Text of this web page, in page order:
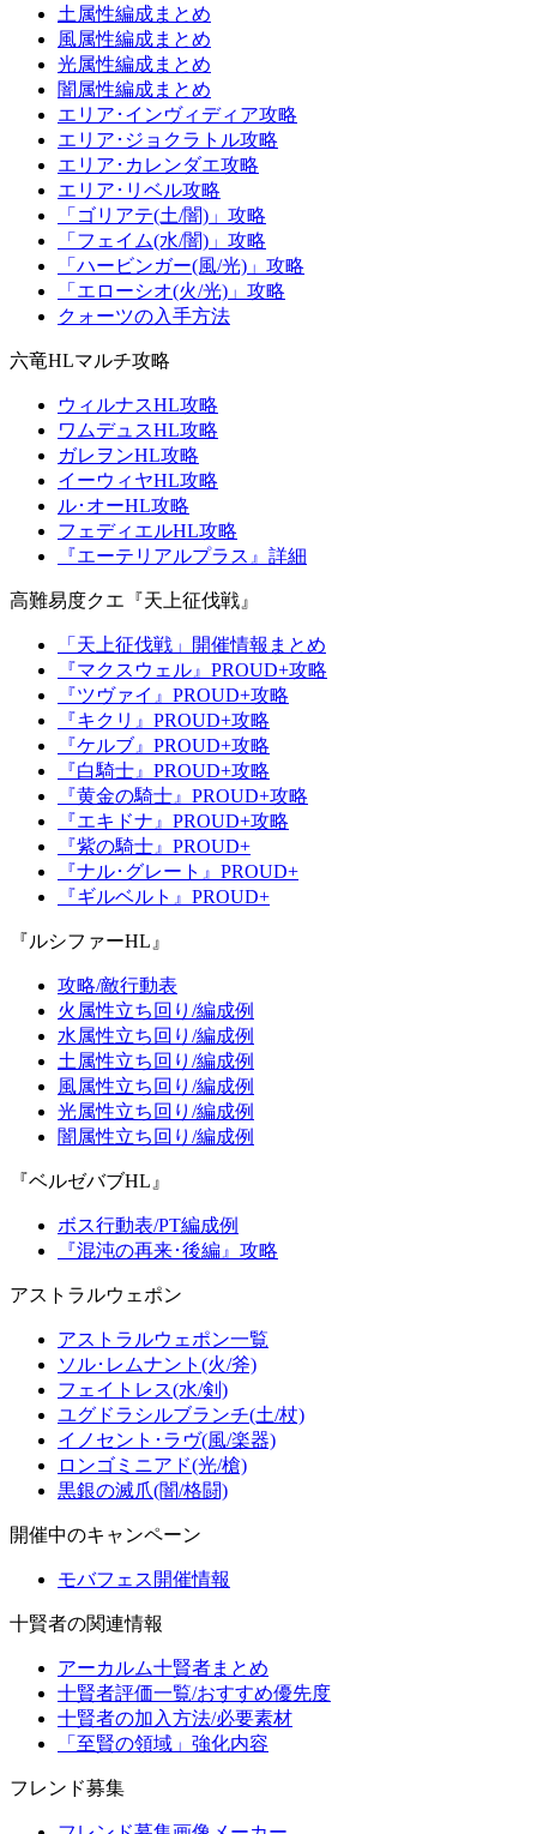
土属性編成まとめ
風属性編成まとめ
光属性編成まとめ
闇属性編成まとめ
エリア･インヴィディア攻略
エリア･ジョクラトル攻略
エリア･カレンダエ攻略
エリア･リベル攻略
「ゴリアテ(土/闇)」攻略
「フェイム(水/闇)」攻略
「ハービンガー(風/光)」攻略
「エローシオ(火/光)」攻略
クォーツの入手方法
六竜HLマルチ攻略
ウィルナスHL攻略
ワムデュスHL攻略
ガレヲンHL攻略
イーウィヤHL攻略
ル･オーHL攻略
フェディエルHL攻略
『エーテリアルプラス』詳細
高難易度クエ『天上征伐戦』
「天上征伐戦」開催情報まとめ
『マクスウェル』PROUD+攻略
『ツヴァイ』PROUD+攻略
『キクリ』PROUD+攻略
『ケルブ』PROUD+攻略
『白騎士』PROUD+攻略
『黄金の騎士』PROUD+攻略
『エキドナ』PROUD+攻略
『紫の騎士』PROUD+
『ナル･グレート』PROUD+
『ギルベルト』PROUD+
『ルシファーHL』
攻略/敵行動表
火属性立ち回り/編成例
水属性立ち回り/編成例
土属性立ち回り/編成例
風属性立ち回り/編成例
光属性立ち回り/編成例
闇属性立ち回り/編成例
『ベルゼバブHL』
ボス行動表/PT編成例
『混沌の再来･後編』攻略
アストラルウェポン
アストラルウェポン一覧
ソル･レムナント(火/斧)
フェイトレス(水/剣)
ユグドラシルブランチ(土/杖)
イノセント･ラヴ(風/楽器)
ロンゴミニアド(光/槍)
黒銀の滅爪(闇/格闘)
開催中のキャンペーン
モバフェス開催情報
十賢者の関連情報
アーカルム十賢者まとめ
十賢者評価一覧/おすすめ優先度
十賢者の加入方法/必要素材
「至賢の領域」強化内容
フレンド募集